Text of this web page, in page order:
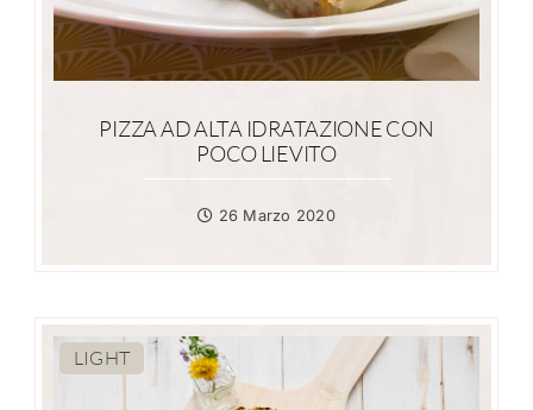
PIZZA AD ALTA IDRATAZIONE CON
POCO LIEVITO
26 Marzo 2020
LIGHT